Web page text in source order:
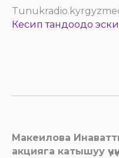
Кесип тандоодо
Макеилова
акцияга катышуу